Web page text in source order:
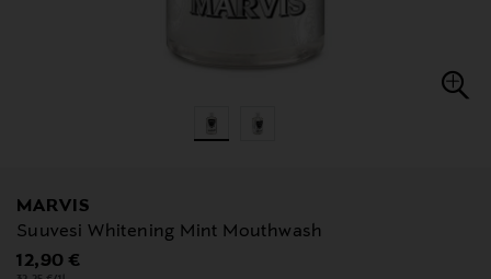
MARVIS
Suuvesi Whitening Mint Mouthwash
Original Price
12,90 €